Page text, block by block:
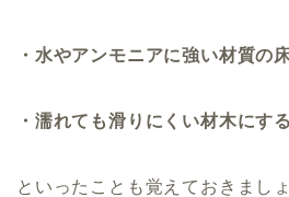
・水やアンモニアに強い材質の
・濡れても滑りにくい材木にする
といったことも覚えておきましょ